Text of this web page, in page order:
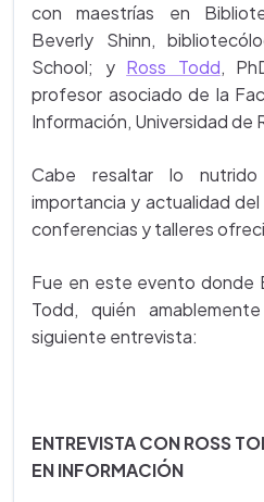
con maestrías en
Beverly Shinn,
School; y Ross Todd,
profesor asociado de la
Información, Universidad de
Cabe resaltar lo
importancia y actualidad
conferencias y talleres
Fue en este evento donde
Todd, quién
siguiente entrevista:
ENTREVISTA CON ROSS
EN INFORMACIÓN